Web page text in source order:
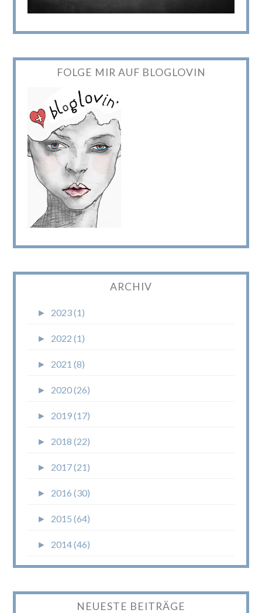
FOLGE MIR AUF BLOGLOVIN
ARCHIV
► 2023 (1)
► 2022 (1)
► 2021 (8)
► 2020 (26)
► 2019 (17)
► 2018 (22)
► 2017 (21)
► 2016 (30)
► 2015 (64)
► 2014 (46)
NEUESTE BEITRÄGE